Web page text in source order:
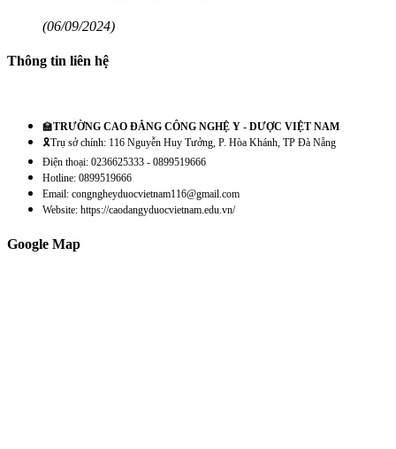
(06/09/2024)
Thông tin liên hệ
🏫TRƯỜNG CAO ĐẲNG CÔNG NGHỆ Y - DƯỢC VIỆT NAM
🎗️Trụ sở chính: 116 Nguyễn Huy Tưởng, P. Hòa Khánh, TP Đà Nẵng
Điện thoại: 0236625333 - 0899519666
Hotline: 0899519666
Email: congngheyduocvietnam116@gmail.com
Website: https://caodangyduocvietnam.edu.vn/
Google Map